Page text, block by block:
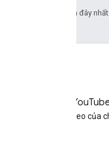
Cập nhật lần gần đây
Xem video của